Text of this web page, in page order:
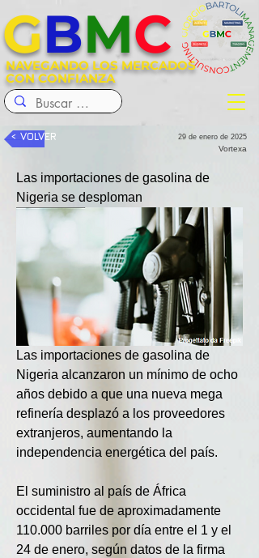
NAVEGANDO LOS MERCADOS
CON CONFIANZA
GBMC
< VOLVER 29 de enero de 2025
Vortexa
Las importaciones de gasolina de
Nigeria se desploman
Las importaciones de gasolina de
Nigeria alcanzaron un mínimo de ocho
años debido a que una nueva mega
refinería desplazó a los proveedores
extranjeros, aumentando la
independencia energética del país.
El suministro al país de África
occidental fue de aproximadamente
110.000 barriles por día entre el 1 y el
24 de enero, según datos de la firma